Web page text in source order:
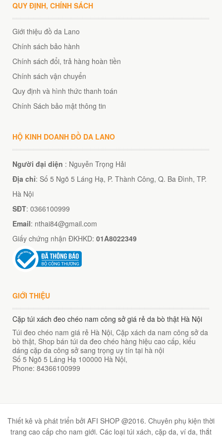
QUY ĐỊNH, CHÍNH SÁCH
Giới thiệu đồ da Lano
Chính sách bảo hành
Chính sách đổi, trả hàng hoàn tiền
Chính sách vận chuyển
Quy định và hình thức thanh toán
Chính Sách bảo mật thông tin
HỘ KINH DOANH ĐỒ DA LANO
Người đại diện : Nguyễn Trọng Hải
Địa chỉ: Số 5 Ngõ 5 Láng Hạ, P. Thành Công, Q. Ba Đình, TP.
Hà Nội
SĐT: 0366100999
Email: nthai84@gmail.com
Giấy chứng nhận ĐKHKD: 01A8022349
GIỚI THIỆU
Cặp túi xách đeo chéo nam công sở giá rẻ da bò thật Hà Nội
Túi đeo chéo nam giá rẻ Hà Nội, Cặp xách da nam công sở da
bò thật, Shop bán túi da đeo chéo hàng hiệu cao cấp, kiểu
dáng cặp da công sở sang trọng uy tín tại hà nội
Số 5 Ngõ 5 Láng Hạ 100000 Hà Nội,
Phone: 84366100999
Thiết kê và phát triển bởi AFI SHOP @2016. Chuyên phụ kiện thời
trang cao cấp cho nam giới. Các loại túi xách, cặp da, ví da, thắt